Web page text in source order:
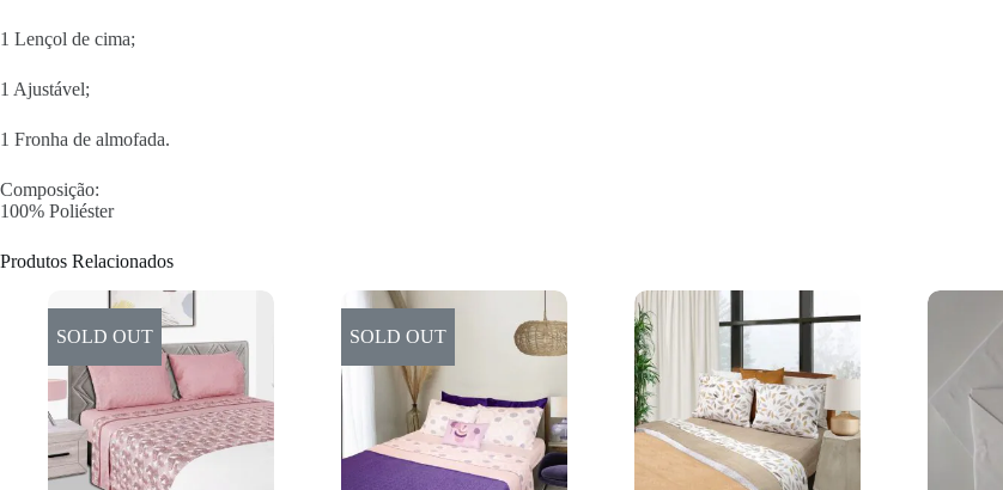
1 Lençol de cima;
1 Ajustável;
1 Fronha de almofada.
Composição:
100% Poliéster
Produtos Relacionados
SOLD OUT SOLD OUT